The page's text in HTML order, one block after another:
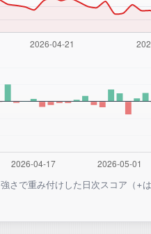
さで重み付けした日次スコア（+